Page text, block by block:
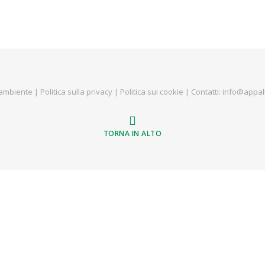
| Politica sulla privacy | Politica sui cookie | Contatti:
TORNA IN ALTO